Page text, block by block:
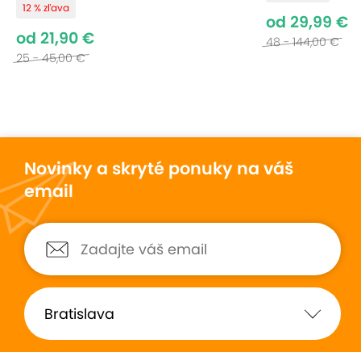
12 % zľava
od 21,90 €
25 - 45,00 €
od 29,99 €
48 - 144,00 €
Novinky a skryté ponuky na váš
email